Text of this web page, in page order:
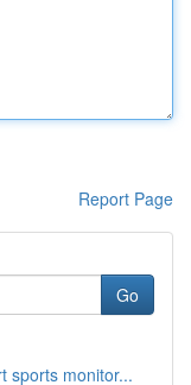
Report Page
Go
sports monitor...